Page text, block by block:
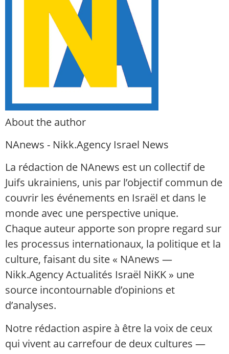
About the author
NAnews - Nikk.Agency Israel News
La rédaction de NAnews est un collectif de
Juifs ukrainiens, unis par l’objectif commun de
couvrir les événements en Israël et dans le
monde avec une perspective unique.
Chaque auteur apporte son propre regard sur
les processus internationaux, la politique et la
culture, faisant du site « NAnews —
Nikk.Agency Actualités Israël NiKK » une
source incontournable d’opinions et
d’analyses.
Notre rédaction aspire à être la voix de ceux
qui vivent au carrefour de deux cultures —